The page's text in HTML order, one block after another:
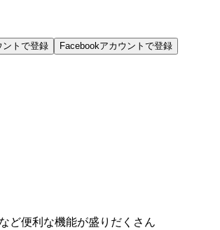
ントで登録 Facebookアカウントで登録
ど便利な機能が盛りだくさん